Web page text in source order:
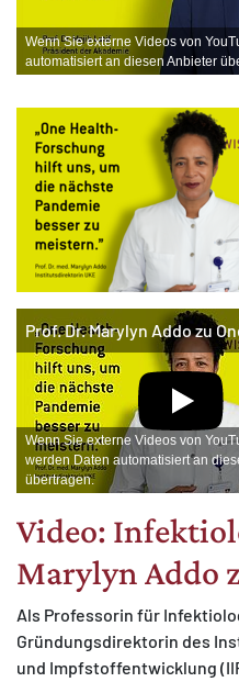
Wenn Sie externe Videos von
automatisiert an diesen Anbieter
Prof. Dr. Marylyn Addo zu
Wenn Sie externe Videos von
werden Daten automatisiert an
übertragen.
Video:
Marylyn Addo
Als Professorin für
Gründungsdirektorin des
und Impfstoffentwicklung